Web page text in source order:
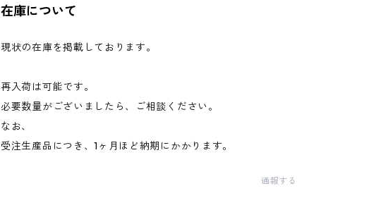
在庫について
現状の在庫を掲載しております。
再入荷は可能です。
必要数量がございましたら、ご相談ください。
なお、
受注生産品につき、1ヶ月ほど納期にかかります。
通報する